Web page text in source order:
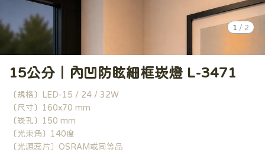
1 / 2
15公分｜內凹防眩細框崁燈 L-3471
〔規格〕LED-15 / 24 / 32W
〔尺寸〕160x70 mm
〔崁孔〕150 mm
〔光束角〕140度
〔光源蕊片〕OSRAM或同等品